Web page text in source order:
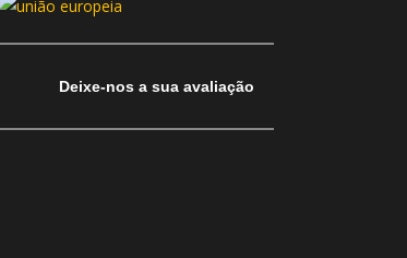
Deixe-nos a sua avaliação